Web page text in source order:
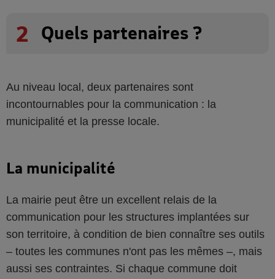
2 Quels partenaires ?
Au niveau local, deux partenaires sont
incontournables pour la communication : la
municipalité et la presse locale.
La municipalité
La mairie peut être un excellent relais de la
communication pour les structures implantées sur
son territoire, à condition de bien connaître ses outils
– toutes les communes n'ont pas les mêmes –, mais
aussi ses contraintes. Si chaque commune doit